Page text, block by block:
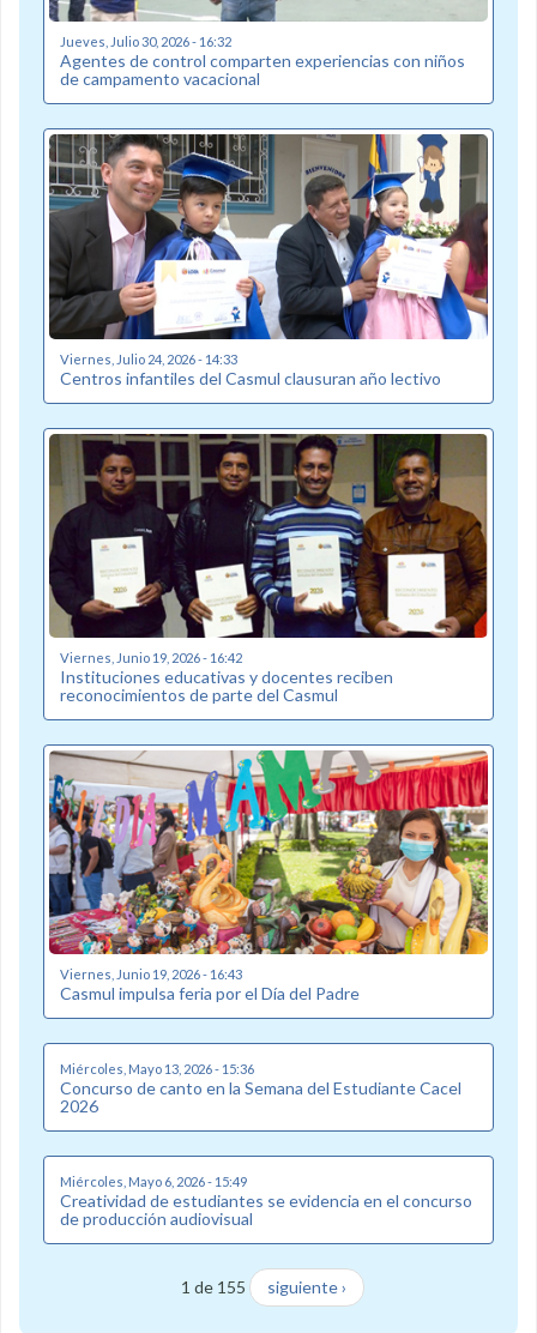
Jueves, Julio 30, 2026 - 16:32
Agentes de control comparten experiencias con niños
de campamento vacacional
Viernes, Julio 24, 2026 - 14:33
Centros infantiles del Casmul clausuran año lectivo
Viernes, Junio 19, 2026 - 16:42
Instituciones educativas y docentes reciben
reconocimientos de parte del Casmul
Viernes, Junio 19, 2026 - 16:43
Casmul impulsa feria por el Día del Padre
Miércoles, Mayo 13, 2026 - 15:36
Concurso de canto en la Semana del Estudiante Cacel
2026
Miércoles, Mayo 6, 2026 - 15:49
Creatividad de estudiantes se evidencia en el concurso
de producción audiovisual
1 de 155 siguiente ›